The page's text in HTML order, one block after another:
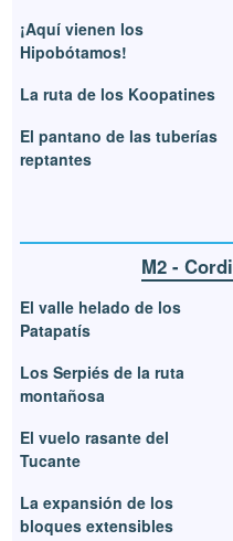
¡Aquí vienen los
Hipobótamos!
La ruta de los Koopatines
El pantano de las tuberías
reptantes
M2 -
El valle helado de los
Patapatís
Los Serpiés de la ruta
montañosa
El vuelo rasante del
Tucante
La expansión de los
bloques extensibles